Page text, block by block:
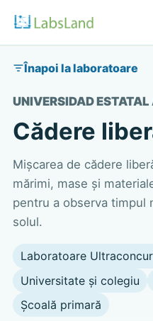
Înapoi la laboratoare
UNIVERSIDAD
Cădere
Mișcarea de cădere
mărimi, mase și
pentru a observa timpul
solul.
Laboratoare
Universitate și colegiu
Școală primară